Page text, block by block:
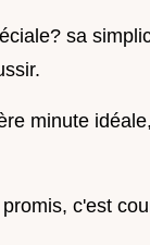
sa
minute
c'est